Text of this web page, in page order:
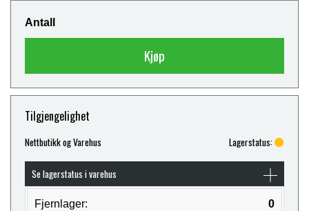
Antall
Kjøp
Tilgjengelighet
Nettbutikk og Varehus Lagerstatus:
Se lagerstatus i varehus
Fjernlager: 0